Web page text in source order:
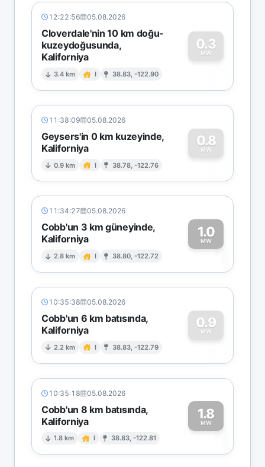
12:22:56 05.08.2026
Cloverdale'nin 10 km doğu-
kuzeydoğusunda,
Kaliforniya
3.4 km I 38.83, -122.90
0.3
MW
0
11:38:09 05.08.2026
Geysers'in 0 km kuzeyinde,
Kaliforniya
0.9 km I 38.78, -122.76
0.8
MW
0
11:34:27 05.08.2026
Cobb'un 3 km güneyinde,
Kaliforniya
2.8 km I 38.80, -122.72
1.0
MW1
10:35:38 05.08.2026
Cobb'un 6 km batısında,
Kaliforniya
2.2 km I 38.83, -122.79
0.9
MW
0
10:35:18 05.08.2026
Cobb'un 8 km batısında,
Kaliforniya
1.8 km I 38.83, -122.81
1.8
MW1